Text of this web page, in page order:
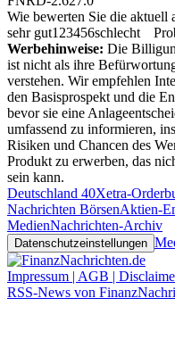
Wie bewerten Sie die aktuell
sehr gut1 23456schlecht
Werbehinweise: Die
ist nicht als ihre
verstehen. Wir empfehlen
den Basisprospekt und die
bevor sie eine
umfassend zu informieren,
Risiken und Chancen des
Produkt zu erwerben, das
sein kann.
Deutschland 40Xetra-
Nachrichten BörsenAktien-
MedienNachrichten-Archiv
Datenschutzeinstellungen
Impressum | AGB |
RSS-News von